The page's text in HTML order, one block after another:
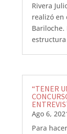
Rivera
realizó en
“TENER
Ago 6,
Para